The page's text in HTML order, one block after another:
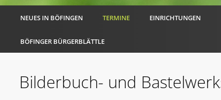
NEUES IN BÖFINGEN TERMINE EINRICHTUNGEN
BÖFINGER BÜRGERBLÄTTLE
Bilderbuch- und